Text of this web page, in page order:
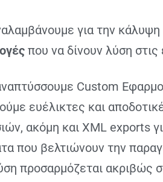
για την
που να δίνουν λύση στις
Custom
ευέλικτες και
ακόμη και XML exports
που βελτιώνουν την
προσαρμόζεται ακριβώς